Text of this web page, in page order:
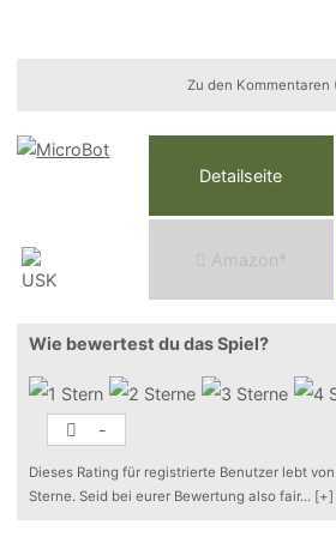
Zu den Kommentaren
Detailseite
Ama o n*
Wie bewertest du das Spiel?
-
Dieses Rating für registrierte Benutzer lebt
Sterne. Seid bei eurer Bewertung also fair... [+]